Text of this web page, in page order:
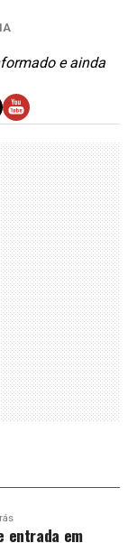
e ainda
entrada em